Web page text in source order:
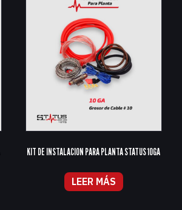
KIT DE INSTALACION PARA PLANTA STATUS 10GA
LEER MÁS